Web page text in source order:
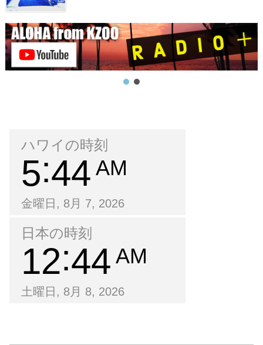
ハワイの時刻
5 45 AM
金曜日, 8月 7, 2026
日本の時刻
12 45 AM
土曜日, 8月 8, 2026